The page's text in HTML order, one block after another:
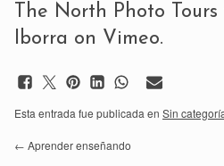
The North Photo Tours
Iborra on Vimeo.
Esta entrada fue publicada en Sin
← Aprender enseñando